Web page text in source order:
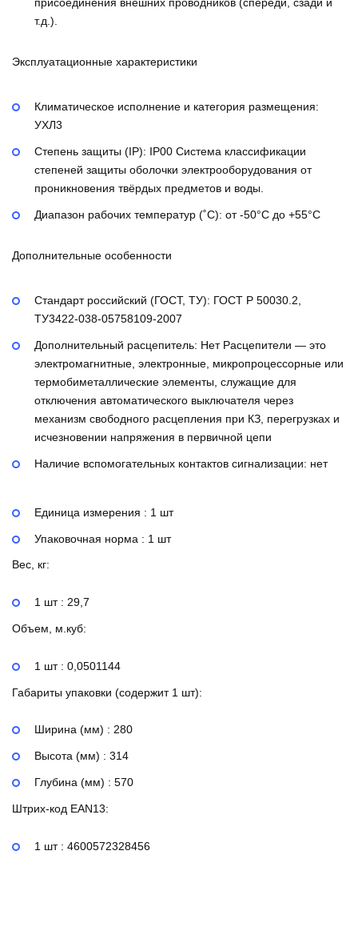
т.д.).
Эксплуатационные характеристики
Климатическое исполнение и категория размещения:
УХЛ3
Степень защиты (IP): IP00 Система классификации
степеней защиты оболочки электрооборудования от
проникновения твёрдых предметов и воды.
Диапазон рабочих температур (˚С): от -50°С до +55°С
Дополнительные особенности
Стандарт российский (ГОСТ, ТУ): ГОСТ Р 50030.2,
ТУ3422-038-05758109-2007
Дополнительный расцепитель: Нет Расцепители — это
электромагнитные, электронные, микропроцессорные или
термобиметаллические элементы, служащие для
отключения автоматического выключателя через
механизм свободного расцепления при КЗ, перегрузках и
исчезновении напряжения в первичной цепи
Наличие вспомогательных контактов сигнализации: нет
Единица измерения : 1 шт
Упаковочная норма : 1 шт
Вес, кг:
1 шт : 29,7
Объем, м.куб:
1 шт : 0,0501144
Габариты упаковки (содержит 1 шт):
Ширина (мм) : 280
Высота (мм) : 314
Глубина (мм) : 570
Штрих-код EAN13:
1 шт : 4600572328456